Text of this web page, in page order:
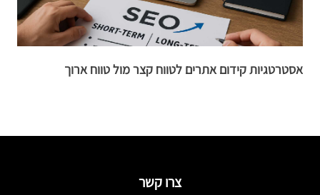
אסטרטגיות קידום אתרים לטווח קצר מול טווח ארוך
צרו קשר